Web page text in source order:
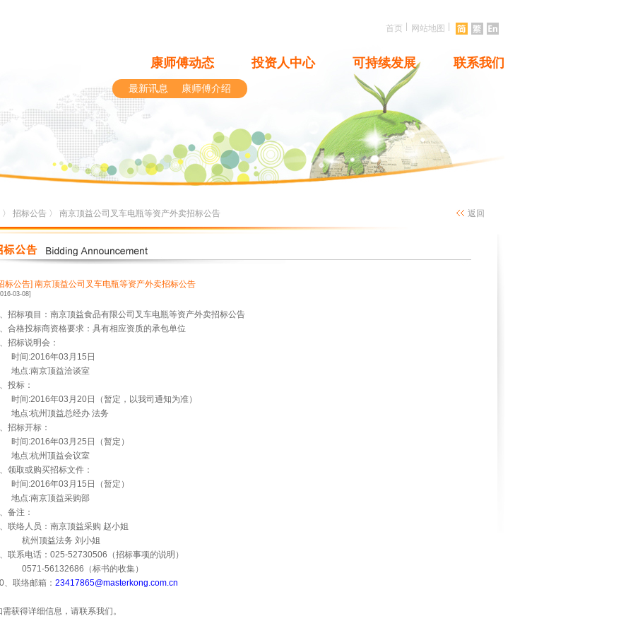
首页 网站地图
康师傅动态 投资人中心 可持续发展 联系我们
最新讯息 康师傅介绍
〉 招标公告 〉 南京顶益公司叉车电瓶等资产外卖招标公告 返回
标公告] 南京顶益公司叉车电瓶等资产外卖招标公告
03-08]
招标项目：南京顶益食品有限公司叉车电瓶等资产外卖招标公告
合格投标商资格要求：具有相应资质的承包单位
招标说明会：
时间:2016年03月15日
地点:南京顶益洽谈室
投标：
时间:2016年03月20日（暂定，以我司通知为准）
地点:杭州顶益总经办 法务
招标开标：
时间:2016年03月25日（暂定）
地点:杭州顶益会议室
领取或购买招标文件：
时间:2016年03月15日（暂定）
地点:南京顶益采购部
备注：
联络人员：南京顶益采购 赵小姐
杭州顶益法务 刘小姐
联系电话：025-52730506（招标事项的说明）
56132686 （标书的收集）
、联络邮箱： 23417865@masterkong.com.cn
需获得详细信息，请联系我们。